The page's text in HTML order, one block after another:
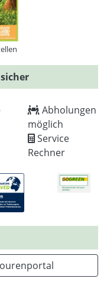
Abholungen
möglich
Service
Rechner